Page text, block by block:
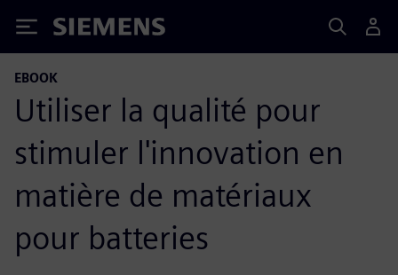
Siemens
EBOOK
Utiliser la qualité pour
stimuler l'innovation en
matière de matériaux
pour batteries